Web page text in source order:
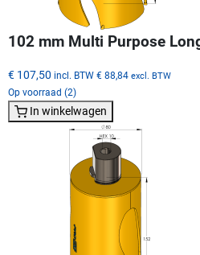
102 mm Multi Purpose
€ 107,50 incl. BTW € 88,84 excl. BTW
Op voorraad (2)
In winkelwagen